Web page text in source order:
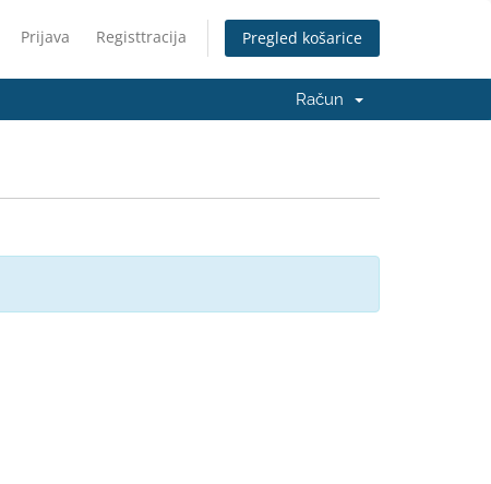
Prijava Registtracija Pregled košarice
Račun